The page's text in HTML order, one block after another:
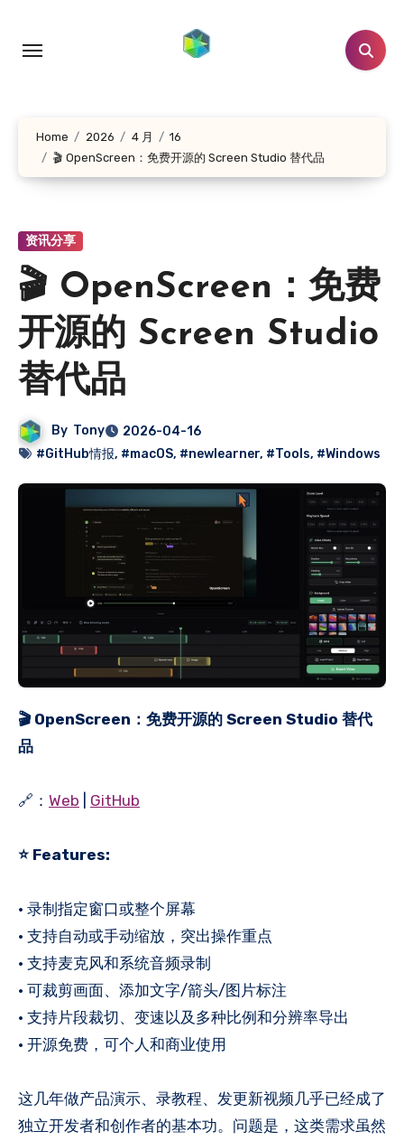
Home 2026 4 月
16
🎬 OpenScreen：免费开源的 Screen Studio 替代品
资讯分享
🎬 OpenScreen：免费
开源的 Screen Studio
替代品
By Tony
2026-04-16
#GitHub情报, #macOS, #newlearner, #Tools, #Windows
🎬 OpenScreen：免费开源的 Screen Studio 替代
品
🔗： Web GitHub
⭐️ Features:
• 录制指定窗口或整个屏幕
• 支持自动或手动缩放，突出操作重点
• 支持麦克风和系统音频录制
• 可裁剪画面、添加文字/箭头/图片标注
• 支持片段裁切、变速以及多种比例和分辨率导出
• 开源免费，可个人和商业使用
这几年做产品演示、录教程、发更新视频几乎已经成了
独立开发者和创作者的基本功。问题是，这类需求虽然